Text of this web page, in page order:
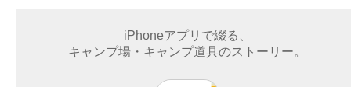
iPhoneアプリで綴る、
キャンプ場・キャンプ道具のストーリー。